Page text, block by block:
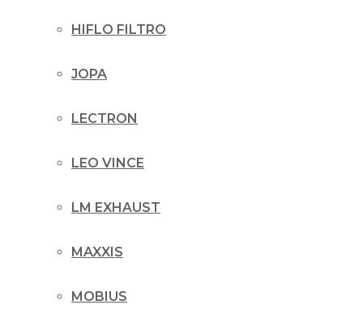
HIFLO FILTRO
JOPA
LECTRON
LEO VINCE
LM EXHAUST
MAXXIS
MOBIUS